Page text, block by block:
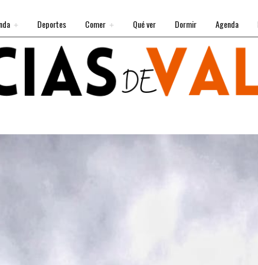
Deportes Comer Qué ver Dormir Agenda